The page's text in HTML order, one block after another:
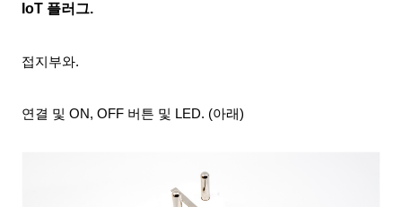
IoT 플러그.
접지부와.
연결 및 ON, OFF 버튼 및 LED. (아래)